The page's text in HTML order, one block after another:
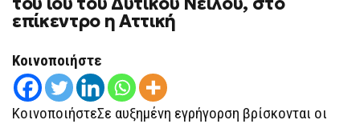
ΟΙ
ΑΡΧΈΣ
ΓΙΑ
ΙΟΎ
ΤΟΥ
ΝΕΊΛΟΥ,
επίκεντρο η Αττική
Κοινοποιήστε
ΚοινοποιήστεΣε αυξημένη εγρήγορση βρίσκονται οι